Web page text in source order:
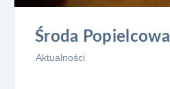
Środa Popielcowa
Aktualności